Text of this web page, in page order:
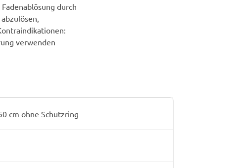
durch
verwenden
cm ohne Schutzring